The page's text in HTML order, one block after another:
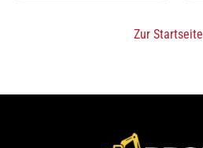
Zur Startseite